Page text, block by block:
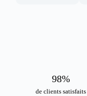
de clients satisfaits
98%